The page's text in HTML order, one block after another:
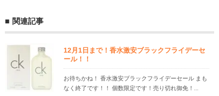
関連記事
12月1日まで！香水激安ブラックフライデーセ
ール！！
お待ちかね！ 香水激安ブラックフライデーセール まも
なく終了です！！ 個数限定です！売り切れ御免！...